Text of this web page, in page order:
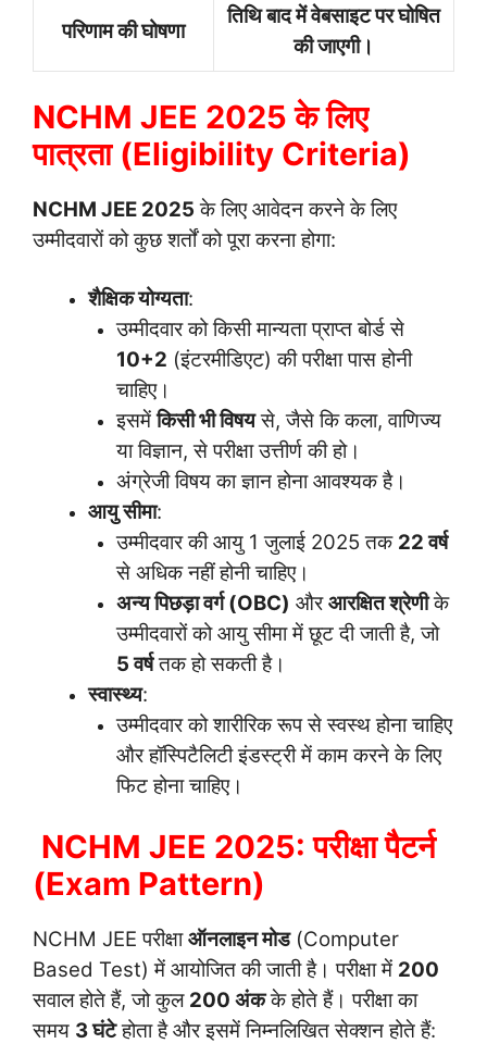
परिणाम की घोषणा
तिथि बाद में वेबसाइट पर घोषित
की जाएगी।
NCHM JEE 2025 के लिए
पात्रता (Eligibility Criteria)
NCHM JEE 2025 के लिए आवेदन करने के लिए
उम्मीदवारों को कुछ शर्तों को पूरा करना होगा:
शैक्षिक योग्यता:
उम्मीदवार को किसी मान्यता प्राप्त बोर्ड से
10+2 (इंटरमीडिएट) की परीक्षा पास होनी
चाहिए।
इसमेंकिसी भी विषयसे, जैसे कि कला, वाणिज्य
या विज्ञान, से परीक्षा उत्तीर्ण की हो।
अंग्रेजी विषय का ज्ञान होना आवश्यक है।
आयु सीमा:
उम्मीदवार की आयु 1 जुलाई 2025 तक 22 वर्ष
से अधिक नहीं होनी चाहिए।
अन्य पिछड़ा वर्ग (OBC) औरआरक्षित श्रेणीके
उम्मीदवारों को आयु सीमा में छूट दी जाती है, जो
5 वर्षतक हो सकती है।
स्वास्थ्य:
उम्मीदवार को शारीरिक रूप से स्वस्थ होना चाहिए
और हॉस्पिटैलिटी इंडस्ट्री में काम करने के लिए
फिट होना चाहिए।
NCHM JEE 2025: परीक्षा पैटर्न
(Exam Pattern)
NCHM JEE परीक्षाऑनलाइन मोड(Computer
Based Test) में आयोजित की जाती है। परीक्षा में 200
सवाल होते हैं, जो कुल 200 अंकके होते हैं। परीक्षा का
समय 3 घंटेहोता है और इसमें निम्नलिखित सेक्शन होते हैं: